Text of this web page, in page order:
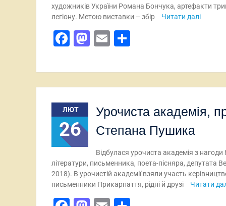
художників України Романа Бончука, артефакти
легіону. Метою виставки – збір
Читати далі
Facebook
Mastodon
Email
ЛЮТ
26
Урочиста академія,
Степана Пушика
Відбулася урочиста академія з
літератури, письменника, поета-пісняра, депутата
2018). В урочистій академії взяли участь
письменники Прикарпаття, рідні й друзі
Читати